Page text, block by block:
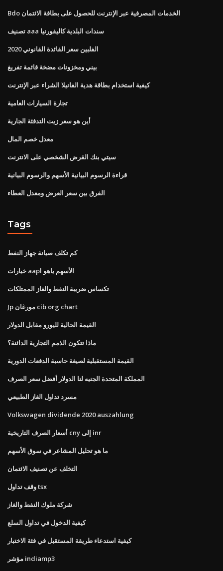
Bdo الخدمات المصرفية عبر الإنترنت للحصول على بطاقة الائتمان
تصنيف aaa سندات البلدية كاليفورنيا
الفلبين سعر الفائدة القانوني 2020
بيني ومخزونات مضخة قائمة تفريغ
كيفية استخدام بطاقة هدية الفانيلا الشراء عبر الإنترنت
تجارة السيارات العامية
أين هو سعر زيت التدفئة الجارية
معدل خصم المال
سيتي بنك القرض الشخصي على الانترنت
قراءة الرسوم البيانية الأسهم والرسوم البيانية
الفرق بين سعر العرض ومعدل العطاء
Tags
كم تكلف صيانة جهاز النفط
خيارات aapl الأسهم ياهو
تكساس ضريبة النفط والغاز الممتلكات
Jp مورغان cib org chart
القيمة الحالية لليورو مقابل الدولار
ماذا تتكون الذمم التجارية الدائنة؟
القيمة المستقبلية لصيغة حاسبة الدفعات الدورية
المملكة المتحدة الجنيه لنا الدولار أفضل سعر الصرف
مسرد تداول الغاز الطبيعي
Volkswagen dividende 2020 auszahlung
أسعار الصرف التاريخية cny إلى inr
ما هو تحليل المشاعر في سوق الأسهم
التخلف عن تصنيف الائتمان
وقف تداول tsx
شركة ملوك النفط والغاز
كيفية الدخول في تداول السلع
كيفية استدعاء طريقة المستقبل في فئة الاختبار
مؤشر indiamp3